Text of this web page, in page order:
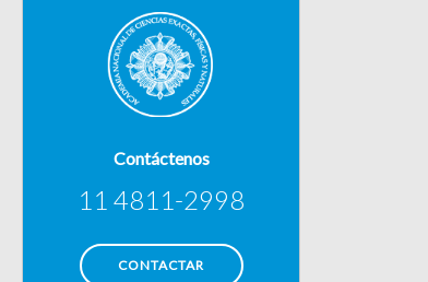
Contáctenos
11 4811-2998
CONTACTAR